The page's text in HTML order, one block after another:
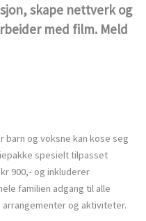
skape nettverk og
med film. Meld
og voksne kan kose seg
spesielt tilpasset
900,- og inkluderer
familien adgang til alle
og aktiviteter.